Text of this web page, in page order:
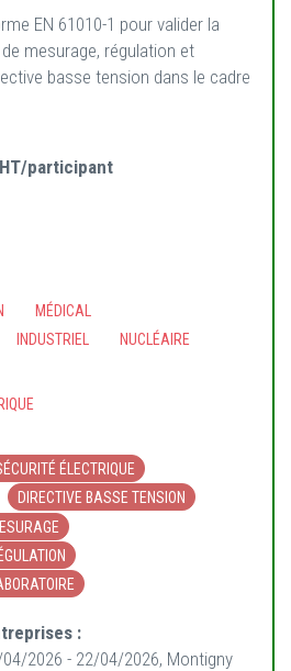
EN 61010-1 pour valider la
mesurage, régulation et
basse tension dans le cadre
participant
MÉDICAL
INDUSTRIEL NUCLÉAIRE
ÉLECTRIQUE
DIRECTIVE BASSE TENSION
:
2026 - 22/04/2026, Montigny